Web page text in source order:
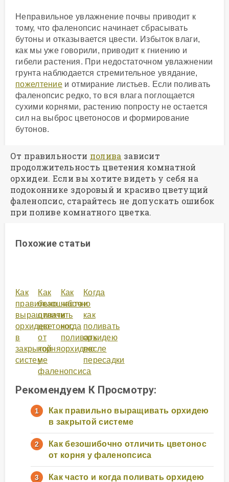
Неправильное увлажнение почвы приводит к
тому, что фаленопсис начинает сбрасывать
бутоны и отказывается цвести. Избыток влаги,
как мы уже говорили, приводит к гниению и
гибели растения. При недостаточном увлажнении
грунта наблюдается стремительное увядание,
пожелтение и отмирание листьев. Если поливать
фаленопсис редко, то вся влага поглощается
сухими корнями, растению попросту не остается
сил на выброс цветоносов и формирование
бутонов.
От правильности полива зависит
продолжительность цветения комнатной
орхидеи. Если вы хотите видеть у себя на
подоконнике здоровый и красиво цветущий
фаленопсис, старайтесь не допускать ошибок
при поливе комнатного цветка.
Похожие статьи
Как
правильно
выращивать
орхидею
в
закрытой
системе
Как
безошибочно
отличить
цветонос
от
корня
у
фаленопсиса
Как
часто
и
когда
поливать
орхидею
Когда
и
как
поливать
орхидею
после
пересадки
Рекомендуем К Просмотру:
Как правильно выращивать орхидею
в закрытой системе
Как безошибочно отличить цветонос
от корня у фаленопсиса
Как часто и когда поливать орхидею